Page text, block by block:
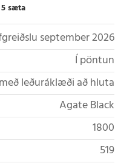
5 sæta
september 2026
Í pöntun
leðuráklæði að hluta
Agate Black
1800
519